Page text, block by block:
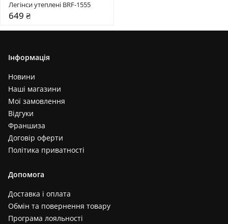
Легінси утеплені BRF-1555
649 ₴
Інформація
Новини
Наші магазини
Мої замовлення
Відгуки
Франшиза
Договір оферти
Політика приватності
Допомога
Доставка і оплата
Обмін та повернення товару
Програма лояльності